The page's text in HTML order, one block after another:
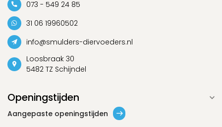
073 - 549 24 85
31 06 19960502
info@smulders-diervoeders.nl
Loosbraak 30
5482 TZ Schijndel
Openingstijden
Aangepaste openingstijden